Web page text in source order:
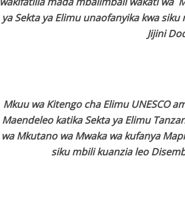
ya Sekta ya Elimu unaofanyika kwa
Jijini
Mkuu wa Kitengo cha Elimu UNESCO
Maendeleo katika Sekta ya Elimu
wa Mkutano wa Mwaka wa kufanya
siku mbili kuanzia leo